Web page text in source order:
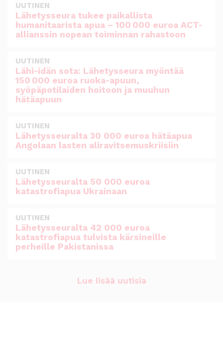
UUTINEN
Lähetysseura tukee paikallista
humanitaarista apua – 100 000 euroa ACT-
allianssin nopean toiminnan rahastoon
UUTINEN
Lähi-idän sota: Lähetysseura myöntää
150 000 euroa ruoka-apuun,
syöpäpotilaiden hoitoon ja muuhun
hätäapuun
UUTINEN
Lähetysseuralta 30 000 euroa hätäapua
Angolaan lasten aliravitsemuskriisiin
UUTINEN
Lähetysseuralta 50 000 euroa
katastrofiapua Ukrainaan
UUTINEN
Lähetysseuralta 42 000 euroa
katastrofiapua tulvista kärsineille
perheille Pakistanissa
Lue lisää uutisia